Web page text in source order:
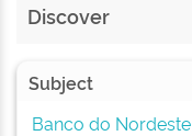
Discover
Subject
Banco do Nordeste